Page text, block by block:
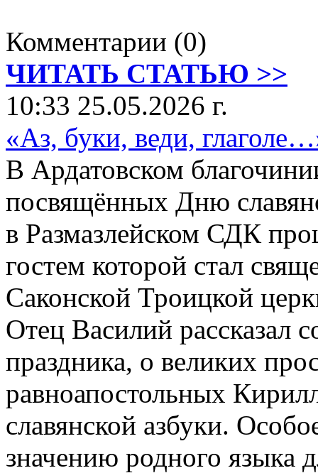
Комментарии (0)
ЧИТАТЬ СТАТЬЮ >>
10:33 25.05.2026 г.
«Аз, буки, веди,
В Ардатовском
посвящённых Дню
в Размазлейском СДК
гостем которой стал
Саконской Троицкой
Отец Василий рассказал
праздника, о великих
равноапостольных
славянской азбуки.
значению родного языка